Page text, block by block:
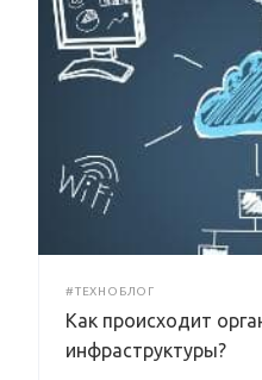
#ТЕХНОБЛОГ
Как происходит
инфраструктуры?